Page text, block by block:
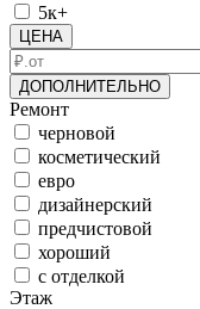
5к+
ЦЕНА
ДОПОЛНИТЕЛЬНО
Ремонт
черновой
косметический
евро
дизайнерский
предчистовой
хороший
с отделкой
Этаж